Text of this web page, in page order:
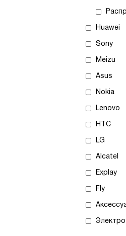
Huawei
Sony
Meizu
Asus
Nokia
Lenovo
HTC
LG
Alcatel
Explay
Fly